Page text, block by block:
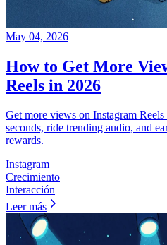
May 04, 2026
How to Get More
Reels in 2026
Get more views on Instagram
seconds, ride trending audio, and
rewards.
Instagram
Crecimiento
Interacción
Leer más